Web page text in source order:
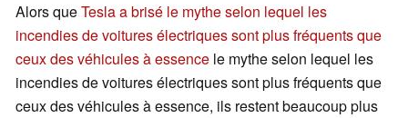
Alors queTesla a brisé le mythe selon lequel les
incendies de voitures électriques sont plus fréquents que
ceux des véhicules à essence le mythe selon lequel les
incendies de voitures électriques sont plus fréquents que
ceux des véhicules à essence, ils restent beaucoup plus